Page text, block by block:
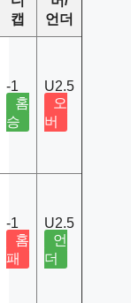
캡
언더
-1
홈
승
U2.5
오
버
-1
홈
패
U2.5
언
더